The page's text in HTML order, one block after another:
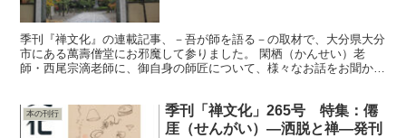
季刊『禅文化』の連載記事、－吾が師を語る－の取材で、大分県大分
市にある萬壽僧堂にお邪魔して参りました。 閑栖（かんせい）老
師・西尾宗滴老師に、御自身の師匠について、様々なお話をお聞かせ
本の刊行
季刊「禅文化」265号 特集：僊
厓（せんがい）―洒脱と禅―発刊